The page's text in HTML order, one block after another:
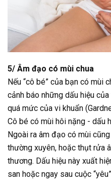
5/ Âm đạo có mùi chua
Nếu “cô bé” của bạn có mùi
cảnh báo những dấu hiệu
quá mức của vi khuẩn
Cô bé có mùi hôi nặng - dấu
Ngoài ra âm đạo có mùi
thường xuyên, hoặc thụt rửa
thương. Dấu hiệu này xuất
san hoặc ngay sau cuộc